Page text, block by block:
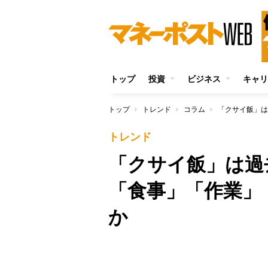
トップ 投資 ビジネス キャ
トップ トレンド コラム
トレンド
「クサイ飯」は
「食事」「作業
か